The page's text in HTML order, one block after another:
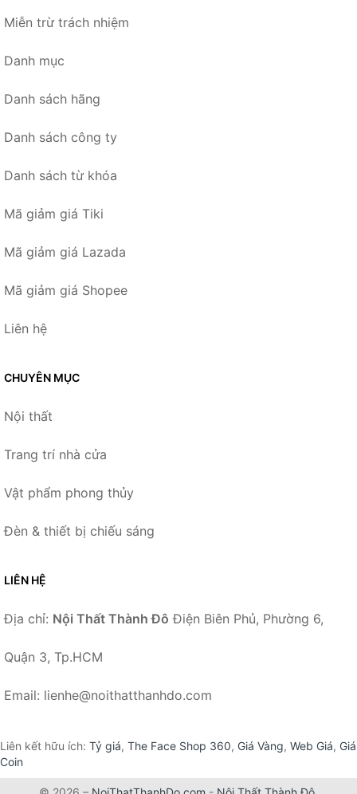
Miễn trừ trách nhiệm
Danh mục
Danh sách hãng
Danh sách công ty
Danh sách từ khóa
Mã giảm giá Tiki
Mã giảm giá Lazada
Mã giảm giá Shopee
Liên hệ
CHUYÊN MỤC
Nội thất
Trang trí nhà cửa
Vật phẩm phong thủy
Đèn & thiết bị chiếu sáng
LIÊN HỆ
Địa chỉ: Nội Thất Thành Đô Điện Biên Phủ, Phường 6,
Quận 3, Tp.HCM
Email: lienhe@noithatthanhdo.com
Liên kết hữu ích: Tỷ giá, The Face Shop 360, Giá Vàng, Web Giá, Giá
Coin